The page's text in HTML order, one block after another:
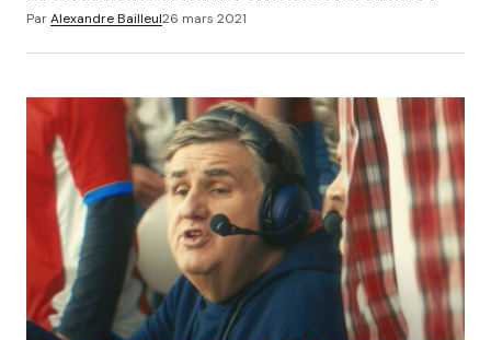
ParAlexandre Bailleul26 mars 2021